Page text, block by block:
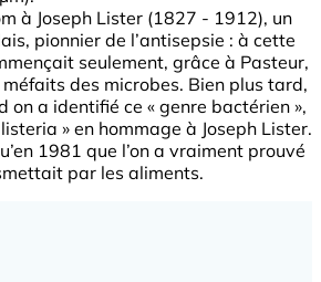
à Joseph Lister (1827 - 1912), un
pionnier de l’antisepsie : à cette
seulement, grâce à Pasteur,
des microbes. Bien plus tard,
on a identifié ce « genre bactérien »,
» en hommage à Joseph Lister.
1981 que l’on a vraiment prouvé
par les aliments.